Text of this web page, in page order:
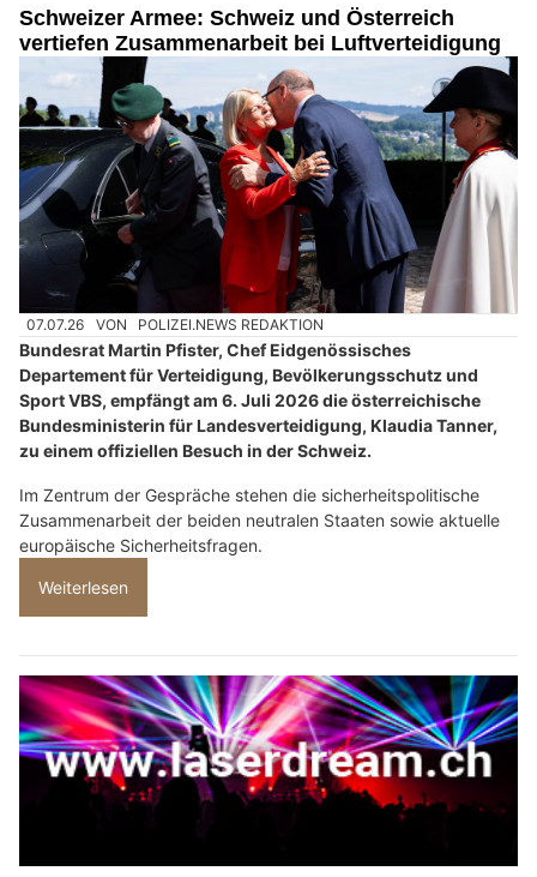
Schweizer Armee: Schweiz und Österreich
vertiefen Zusammenarbeit bei Luftverteidigung
07.07.26 VON POLIZEI.NEWS REDAKTION
Bundesrat Martin Pfister, Chef Eidgenössisches
Departement für Verteidigung, Bevölkerungsschutz und
Sport VBS, empfängt am 6. Juli 2026 die österreichische
Bundesministerin für Landesverteidigung, Klaudia Tanner,
zu einem offiziellen Besuch in der Schweiz.
Im Zentrum der Gespräche stehen die sicherheitspolitische
Zusammenarbeit der beiden neutralen Staaten sowie aktuelle
europäische Sicherheitsfragen.
Weiterlesen